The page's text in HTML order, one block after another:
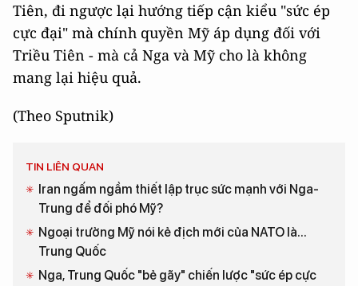
Tiên, đi ngược lại hướng tiếp cận kiểu "sức ép
cực đại" mà chính quyền Mỹ áp dụng đối với
Triều Tiên - mà cả Nga và Mỹ cho là không
mang lại hiệu quả.
(Theo Sputnik)
TIN LIÊN QUAN
Iran ngấm ngầm thiết lập trục sức mạnh với Nga-
Trung để đối phó Mỹ?
Ngoại trưởng Mỹ nói kẻ địch mới của NATO là...
Trung Quốc
Nga, Trung Quốc "bẻ gãy" chiến lược "sức ép cực